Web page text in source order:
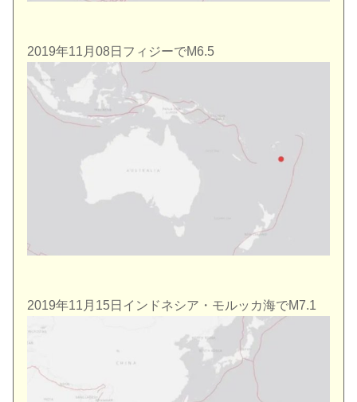
2019年11月08日フィジーでM6.5
2019年11月15日インドネシア・モルッカ海でM7.1